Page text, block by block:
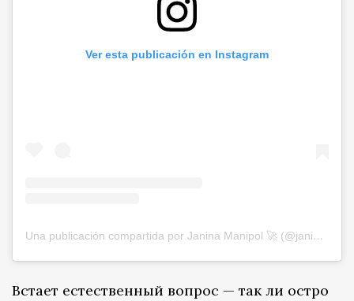
Ver esta publicación en Instagram
Una publicación compartida por Janina Manipol 🚀 (@janinamanipol)
Встает естественный вопрос — так ли остро